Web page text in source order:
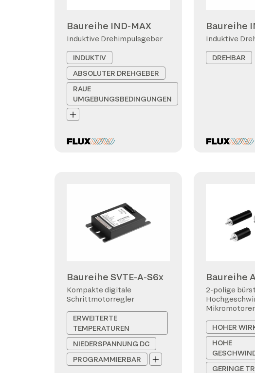
Baureihe IND-MAX
Induktive Drehimpulsgeber
INDUKTIV
ABSOLUTER DREHGEBER
RAUE
UMGEBUNGSBEDINGUNGEN
Baureihe
Induktive
DREHBAR
Baureihe SVTE-A-S6x
Kompakte digitale
Schrittmotorregler
ERWEITERTE
TEMPERATUREN
NIEDERSPANNUNG DC
PROGRAMMIERBAR
Baureihe
2-polige
HOHER
HOHE
GERINGE